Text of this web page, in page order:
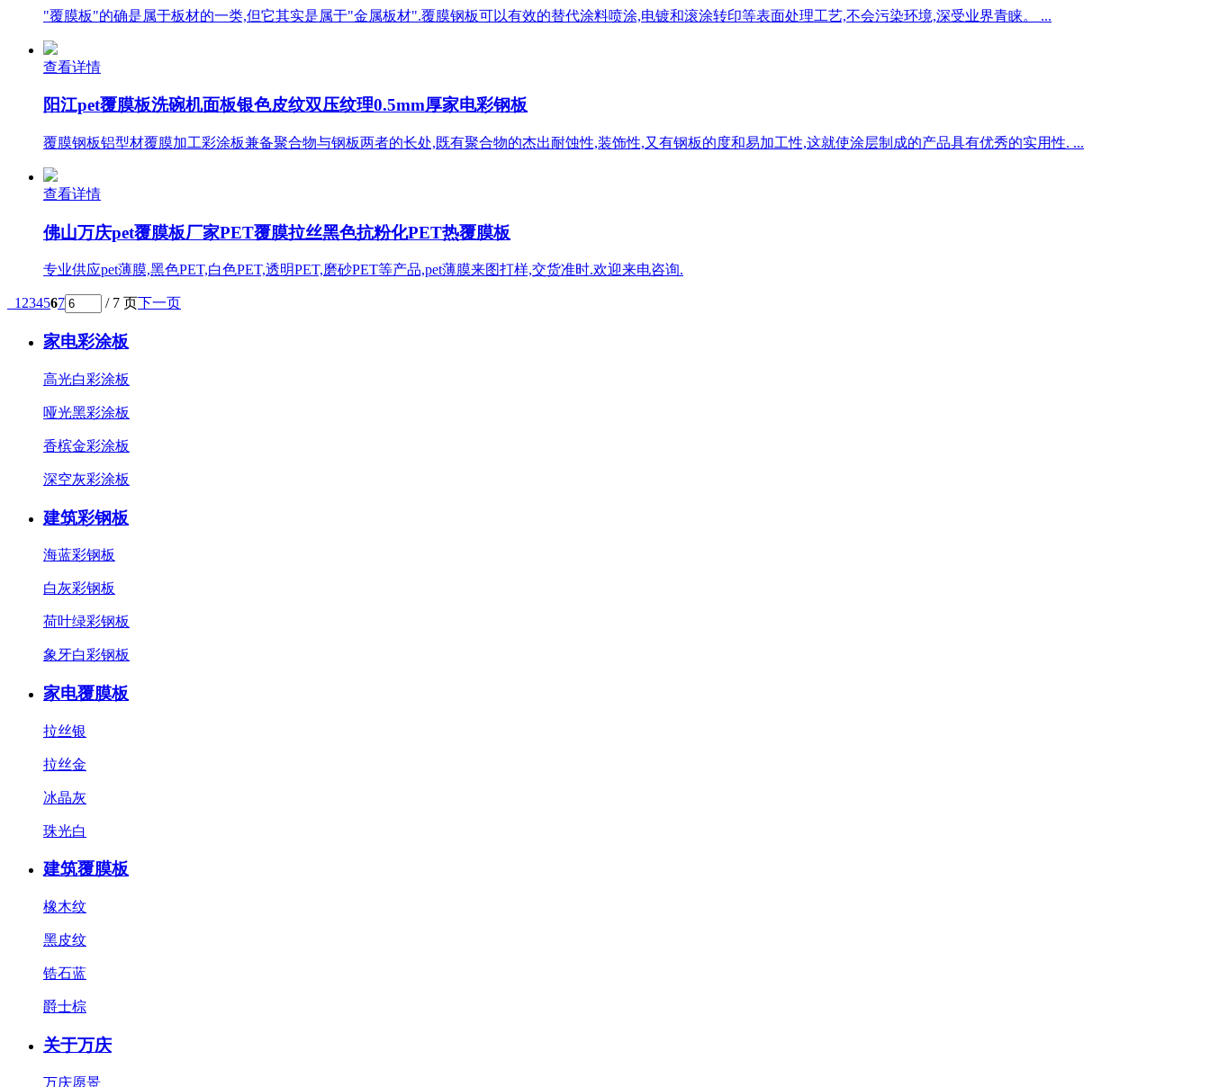
"覆膜板"的确是属于板材的一类,但它其实是属于"金属板材".覆膜钢板可以有效的替代涂料喷涂,电镀和滚涂转印等表面处理工艺,不会污染环境,深受业界青睐。 ...
查看详情
阳江pet覆膜板洗碗机面板银色皮纹双压纹理0.5mm厚家电彩钢板
覆膜钢板铝型材覆膜加工彩涂板兼备聚合物与钢板两者的长处,既有聚合物的杰出耐蚀性,装饰性,又有钢板的度和易加工性,这就使涂层制成的产品具有优秀的实用性. ...
查看详情
佛山万庆pet覆膜板厂家PET覆膜拉丝黑色抗粉化PET热覆膜板
专业供应pet薄膜,黑色PET,白色PET,透明PET,磨砂PET等产品,pet薄膜来图打样,交货准时.欢迎来电咨询.
1 234567 / 7 页下一页
家电彩涂板
高光白彩涂板
哑光黑彩涂板
香槟金彩涂板
深空灰彩涂板
建筑彩钢板
海蓝彩钢板
白灰彩钢板
荷叶绿彩钢板
象牙白彩钢板
家电覆膜板
拉丝银
拉丝金
冰晶灰
珠光白
建筑覆膜板
橡木纹
黑皮纹
锆石蓝
爵士棕
关于万庆
万庆愿景